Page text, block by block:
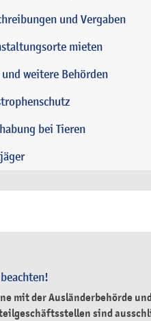
und Vergaben
mieten
weitere Behörden
bei Tieren
mit der Ausländerbehörde
sind